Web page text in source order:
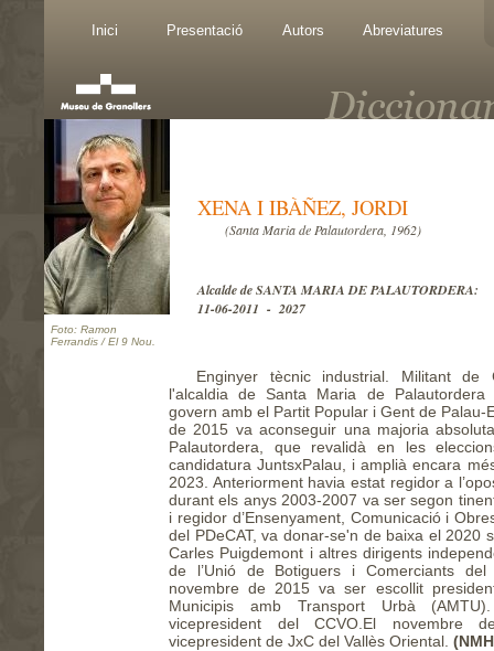
Inici Presentació Autors Abreviatures
XENA I IBÀÑEZ, JORDI
(Santa Maria de Palautordera, 1962)
Alcalde de SANTA MARIA DE PALAUTORDERA:
11-06-2011 - 2027
Foto: Ramon
Ferrandis / El 9 Nou.
Enginyer tècnic industrial. Militant
l'alcaldia de Santa Maria de Palautordera
govern amb el Partit Popular i Gent de Palau-
de 2015 va aconseguir una majoria
Palautordera, que revalidà en les
candidatura JuntsxPalau, i amplià encara
2023. Anteriorment havia estat regidor a
durant els anys 2003-2007 va ser segon
i regidor d’Ensenyament, Comunicació i
del PDeCAT, va donar-se'n de baixa el 2020
Carles Puigdemont i altres dirigents
de l’Unió de Botiguers i Comerciants
novembre de 2015 va ser escollit
Municipis amb Transport Urbà
vicepresident del CCVO.El novembre
vicepresident de JxC del Vallès Oriental.